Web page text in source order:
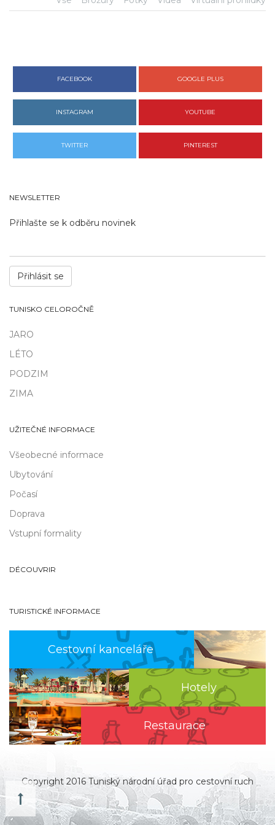
FACEBOOK GOOGLE PLUS
INSTAGRAM YOUTUBE
TWITTER PINTEREST
NEWSLETTER
Přihlašte se k odběru novinek
Přihlásit se
TUNISKO CELOROČNĚ
JARO
LÉTO
PODZIM
ZIMA
UŽITEČNÉ INFORMACE
Všeobecné informace
Ubytování
Počasí
Doprava
Vstupní formality
DÉCOUVRIR
TURISTICKÉ INFORMACE
Cestovní kanceláře
Hotely
Restaurace
Copyright 2016 Tuniský národní úřad pro cestovní ruch